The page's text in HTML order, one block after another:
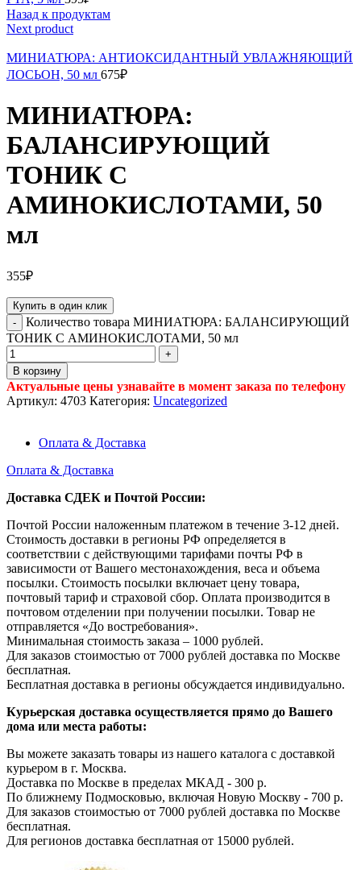
Назад к продуктам
Next product
МИНИАТЮРА: АНТИОКСИДАНТНЫЙ УВЛАЖНЯЮЩИЙ
ЛОСЬОН, 50 мл 675₽
МИНИАТЮРА:
БАЛАНСИРУЮЩИЙ
ТОНИК С
АМИНОКИСЛОТАМИ, 50
мл
355₽
Купить в один клик
Количество товара МИНИАТЮРА: БАЛАНСИРУЮЩИЙ
ТОНИК С АМИНОКИСЛОТАМИ, 50 мл
В корзину
Актуальные цены узнавайте в момент заказа по телефону
Артикул: 4703 Категория: Uncategorized
Оплата & Доставка
Оплата & Доставка
Доставка СДЕК и Почтой России:
Почтой России наложенным платежом в течение 3-12 дней.
Стоимость доставки в регионы РФ определяется в
соответствии с действующими тарифами почты РФ в
зависимости от Вашего местонахождения, веса и объема
посылки. Стоимость посылки включает цену товара,
почтовый тариф и страховой сбор. Оплата производится в
почтовом отделении при получении посылки. Товар не
отправляется «До востребования».
Минимальная стоимость заказа – 1000 рублей.
Для заказов стоимостью от 7000 рублей доставка по Москве
бесплатная.
Бесплатная доставка в регионы обсуждается индивидуально.
Курьерская доставка осуществляется прямо до Вашего
дома или места работы:
Вы можете заказать товары из нашего каталога с доставкой
курьером в г. Москва.
Доставка по Москве в пределах МКАД - 300 р.
По ближнему Подмосковью, включая Новую Москву - 700 р.
Для заказов стоимостью от 7000 рублей доставка по Москве
бесплатная.
Для регионов доставка бесплатная от 15000 рублей.